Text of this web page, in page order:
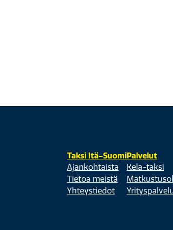
Taksi Itä-Suomi
Ajankohtaista
Tietoa meistä
Yhteystiedot
Palvelut
Kela-taksi